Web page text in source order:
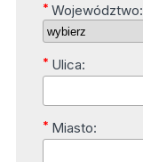
* Województwo:
* Ulica:
* Miasto: